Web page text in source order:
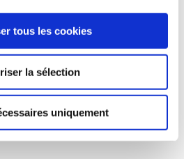
tous les cookies
la sélection
uniquement
OFFRES
Newsletter -10%
Remises quantités -42%
Parrainage : partagez 5€
Programme de fidélité
Carte cadeau